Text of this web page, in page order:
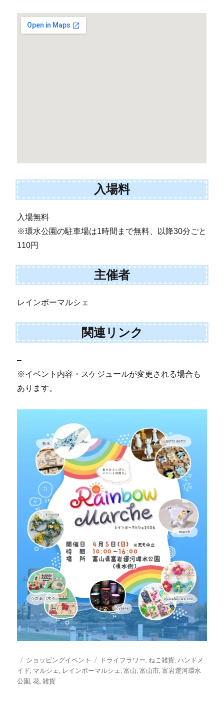
入場料
入場無料
※環水公園の駐車場は1時間まで無料、以降30分ごと
110円
主催者
レインボーマルシェ
関連リンク
–
※イベント内容・スケジュールが変更される場合も
あります。
投
稿
日:
カ
テ
ゴ
ショッピングイベント
タ
グ
ドライフラワー,ねこ雑貨,ハンドメ
イド, マルシェ, レインボーマルシェ,富山,富山市,富岩運河環水
公園,花,雑貨